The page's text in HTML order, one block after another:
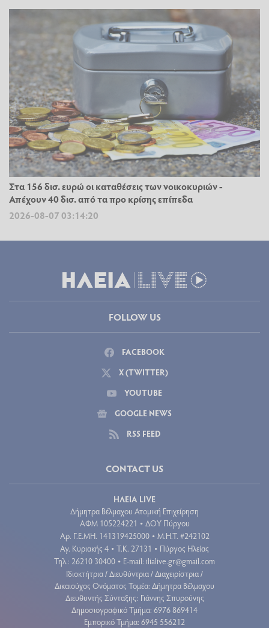
Στα 156 δισ. ευρώ οι καταθέσεις των νοικοκυριών -
Απέχουν 40 δισ. από τα προ κρίσης επίπεδα
2026-08-07 03:14:20
FOLLOW US
FACEBOOK
X (TWITTER)
YOUTUBE
GOOGLE NEWS
RSS FEED
CONTACT US
ΗΛΕΙΑ LIVE
Δήμητρα Βέλμαχου Ατομική Επιχείρηση
ΑΦΜ 105224221 • ΔΟΥ Πύργου
Aρ. Γ.Ε.ΜΗ. 141319425000 • Μ.Η.Τ. #242102
Αγ. Κυριακής 4 • Τ.Κ. 27131 • Πύργος Ηλείας
Τηλ.: 26210 30400 • E-mail: ilialive.gr@gmail.com
Ιδιοκτήτρια / Διευθύντρια / Διαχειρίστρια /
Δικαιούχος Ονόματος Τομέα: Δήμητρα Βέλμαχου
Διευθυντής Σύνταξης: Γιάννης Σπυρούνης
Δημοσιογραφικό Τμήμα: 6976 869414
Εμπορικό Τμήμα: 6945 556212